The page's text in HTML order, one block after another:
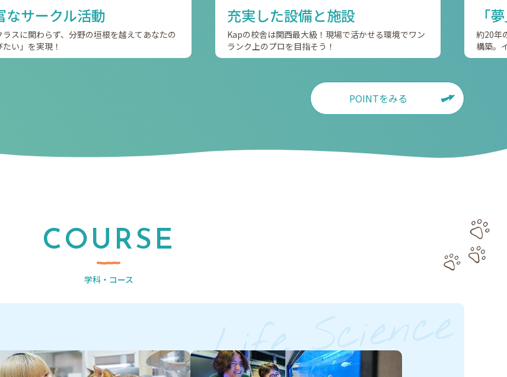
なサークル活動
ラスに関わらず、分野の垣根を越えてあなたの
たい」を実現！
充実した設備と施設
Kapの校舎は関西最大級！現場で活かせる環境でワン
ランク上のプロを目指そう！
「
約20年
構築。
POINTをみる
COURSE
学科・コース
Life Science